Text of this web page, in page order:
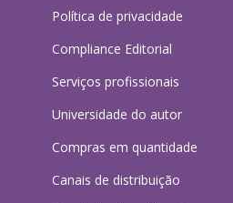
Política de privacidade
Compliance Editorial
Serviços profissionais
Universidade do autor
Compras em quantidade
Canais de distribuição